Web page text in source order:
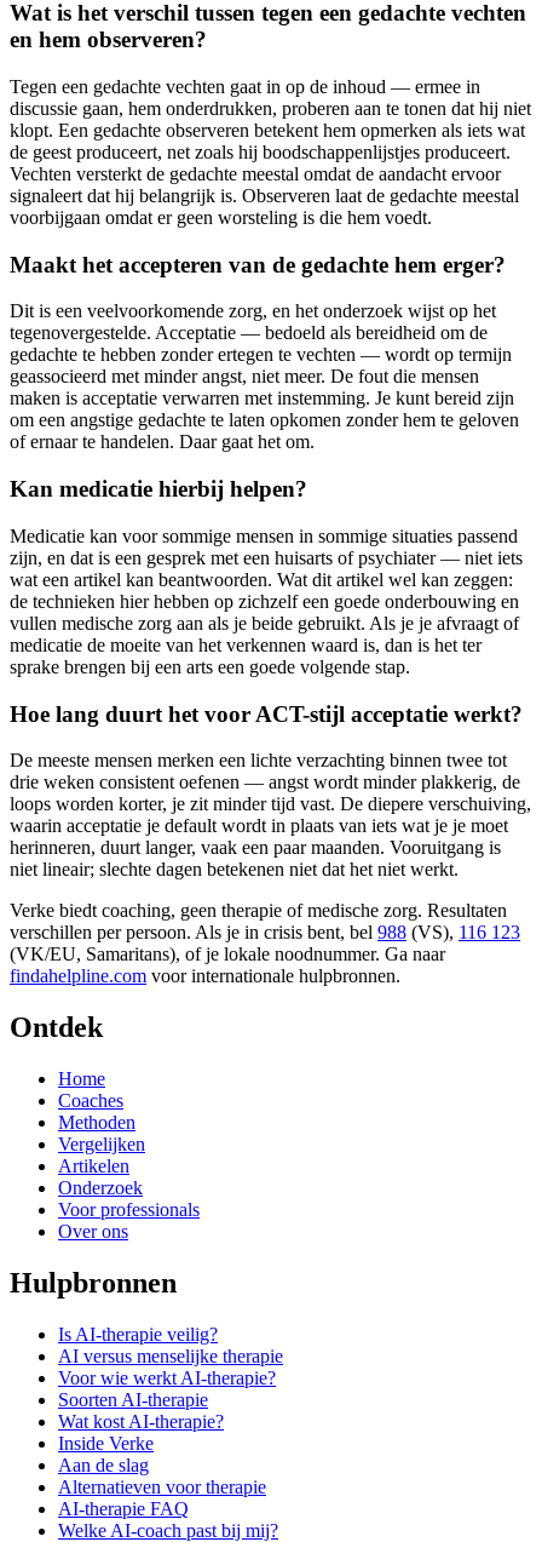
Wat is het verschil tussen tegen een gedachte vechten
en hem observeren?
Tegen een gedachte vechten gaat in op de inhoud — ermee in
discussie gaan, hem onderdrukken, proberen aan te tonen dat hij niet
klopt. Een gedachte observeren betekent hem opmerken als iets wat
de geest produceert, net zoals hij boodschappenlijstjes produceert.
Vechten versterkt de gedachte meestal omdat de aandacht ervoor
signaleert dat hij belangrijk is. Observeren laat de gedachte meestal
voorbijgaan omdat er geen worsteling is die hem voedt.
Maakt het accepteren van de gedachte hem erger?
Dit is een veelvoorkomende zorg, en het onderzoek wijst op het
tegenovergestelde. Acceptatie — bedoeld als bereidheid om de
gedachte te hebben zonder ertegen te vechten — wordt op termijn
geassocieerd met minder angst, niet meer. De fout die mensen
maken is acceptatie verwarren met instemming. Je kunt bereid zijn
om een angstige gedachte te laten opkomen zonder hem te geloven
of ernaar te handelen. Daar gaat het om.
Kan medicatie hierbij helpen?
Medicatie kan voor sommige mensen in sommige situaties passend
zijn, en dat is een gesprek met een huisarts of psychiater — niet iets
wat een artikel kan beantwoorden. Wat dit artikel wel kan zeggen:
de technieken hier hebben op zichzelf een goede onderbouwing en
vullen medische zorg aan als je beide gebruikt. Als je je afvraagt of
medicatie de moeite van het verkennen waard is, dan is het ter
sprake brengen bij een arts een goede volgende stap.
Hoe lang duurt het voor ACT-stijl acceptatie werkt?
De meeste mensen merken een lichte verzachting binnen twee tot
drie weken consistent oefenen — angst wordt minder plakkerig, de
loops worden korter, je zit minder tijd vast. De diepere verschuiving,
waarin acceptatie je default wordt in plaats van iets wat je je moet
herinneren, duurt langer, vaak een paar maanden. Vooruitgang is
niet lineair; slechte dagen betekenen niet dat het niet werkt.
Verke biedt coaching, geen therapie of medische zorg. Resultaten
verschillen per persoon. Als je in crisis bent, bel 988 (VS), 116 123
(VK/EU, Samaritans), of je lokale noodnummer. Ga naar
findahelpline.com voor internationale hulpbronnen.
Ontdek
Home
Coaches
Methoden
Vergelijken
Artikelen
Onderzoek
Voor professionals
Over ons
Hulpbronnen
Is AI-therapie veilig?
AI versus menselijke therapie
Voor wie werkt AI-therapie?
Soorten AI-therapie
Wat kost AI-therapie?
Inside Verke
Aan de slag
Alternatieven voor therapie
AI-therapie FAQ
Welke AI-coach past bij mij?